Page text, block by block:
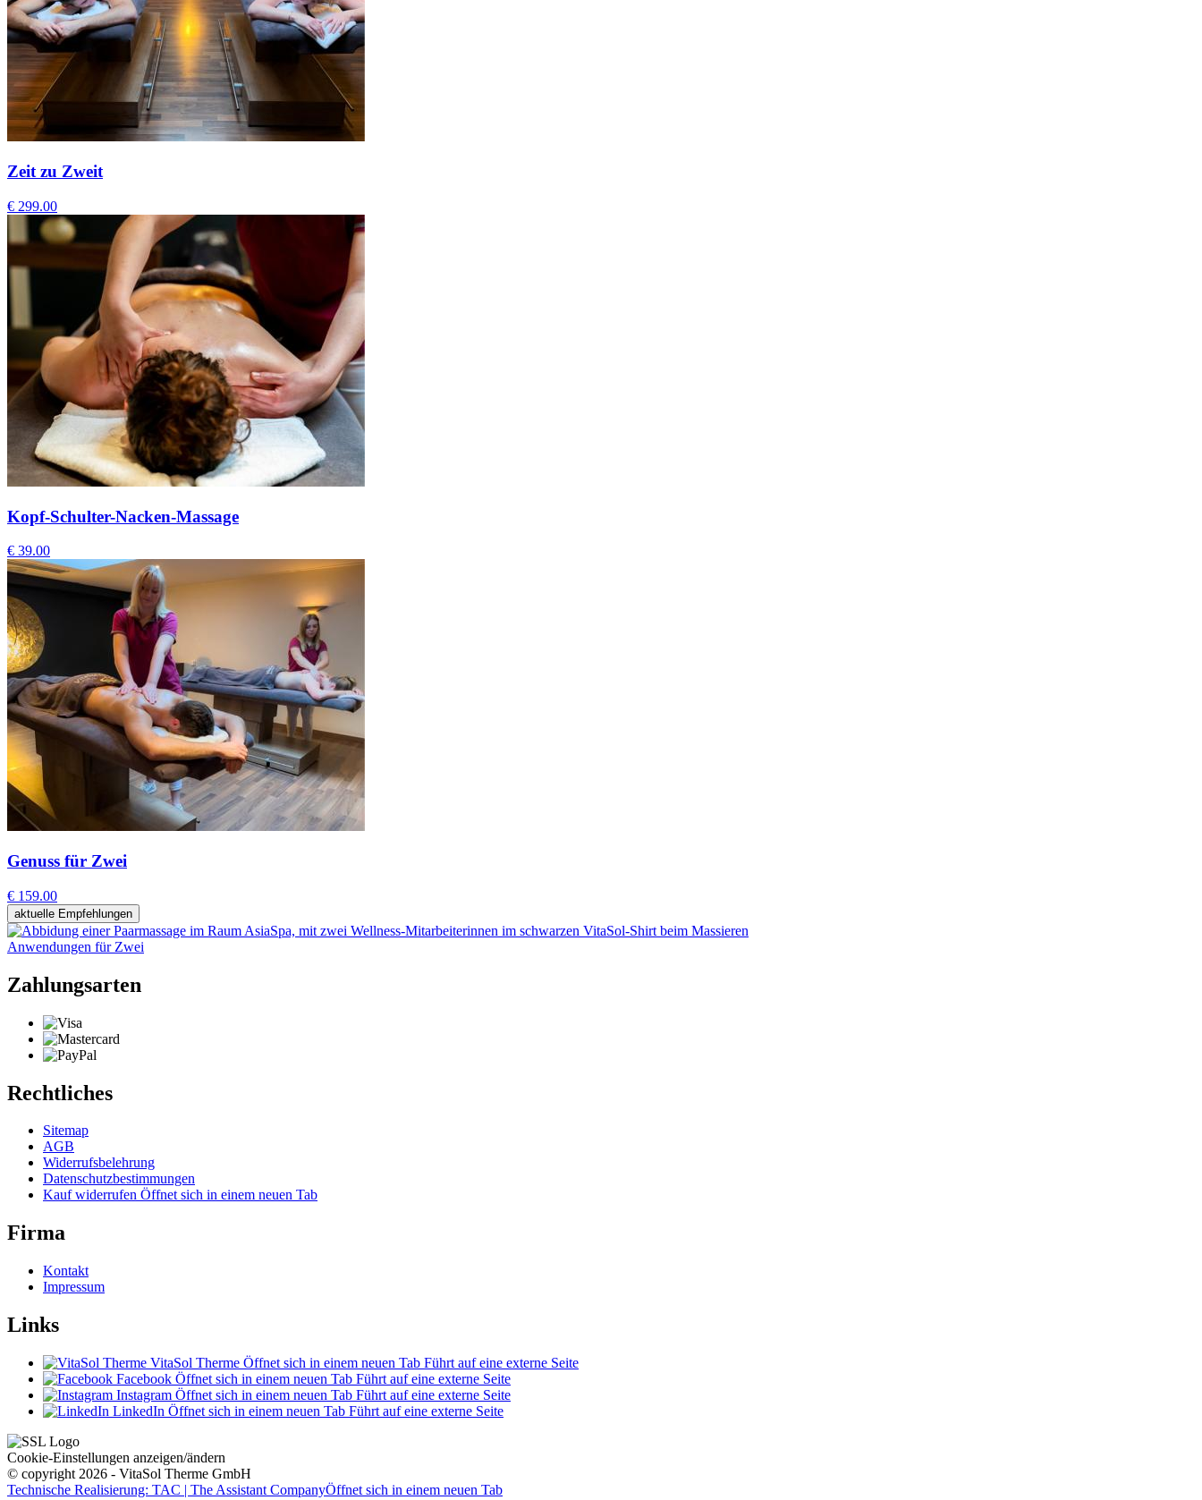
Zeit zu Zweit
€ 299.00
Kopf-Schulter-Nacken-Massage
€ 39.00
Genuss für Zwei
€ 159.00
aktuelle Empfehlungen
Anwendungen für Zwei
Zahlungsarten
Rechtliches
Sitemap
AGB
Widerrufsbelehrung
Datenschutzbestimmungen
Kauf widerrufen Öffnet sich in einem neuen Tab
Firma
Kontakt
Impressum
Links
VitaSol Therme Öffnet sich in einem neuen Tab Führt auf eine externe Seite
Facebook Öffnet sich in einem neuen Tab Führt auf eine externe Seite
Instagram Öffnet sich in einem neuen Tab Führt auf eine externe Seite
LinkedIn Öffnet sich in einem neuen Tab Führt auf eine externe Seite
Cookie-Einstellungen anzeigen/ändern
© copyright 2026 - VitaSol Therme GmbH
Technische Realisierung: TAC | The Assistant CompanyÖffnet sich in einem neuen Tab